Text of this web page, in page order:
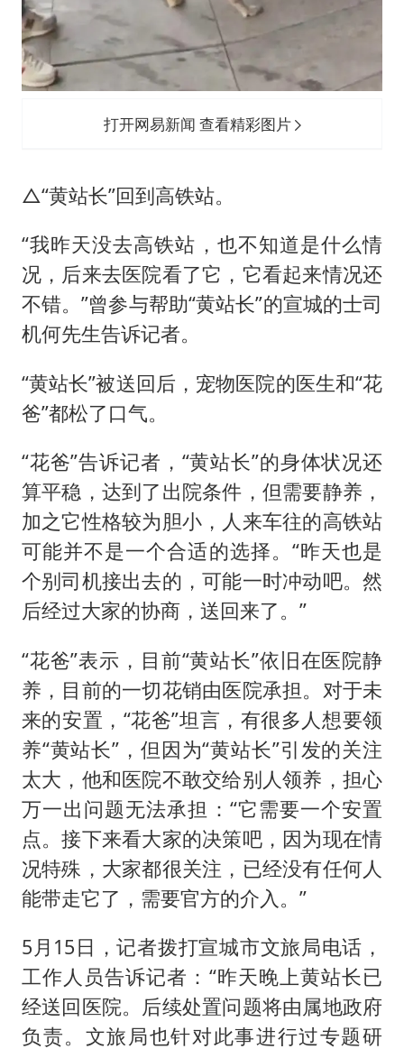
打开网易新闻 查看精彩图片
△“黄站长”回到高铁站。
“我昨天没去高铁站，也不知道是什么情
况，后来去医院看了它，它看起来情况还
不错。”曾参与帮助“黄站长”的宣城的士司
机何先生告诉记者。
“黄站长”被送回后，宠物医院的医生和“花
爸”都松了口气。
“花爸”告诉记者，“黄站长”的身体状况还
算平稳，达到了出院条件，但需要静养，
加之它性格较为胆小，人来车往的高铁站
可能并不是一个合适的选择。“昨天也是
个别司机接出去的，可能一时冲动吧。然
后经过大家的协商，送回来了。”
“花爸”表示，目前“黄站长”依旧在医院静
养，目前的一切花销由医院承担。对于未
来的安置，“花爸”坦言，有很多人想要领
养“黄站长”，但因为“黄站长”引发的关注
太大，他和医院不敢交给别人领养，担心
万一出问题无法承担：“它需要一个安置
点。接下来看大家的决策吧，因为现在情
况特殊，大家都很关注，已经没有任何人
能带走它了，需要官方的介入。”
5月15日，记者拨打宣城市文旅局电话，
工作人员告诉记者：“昨天晚上黄站长已
经送回医院。后续处置问题将由属地政府
负责。文旅局也针对此事进行过专题研